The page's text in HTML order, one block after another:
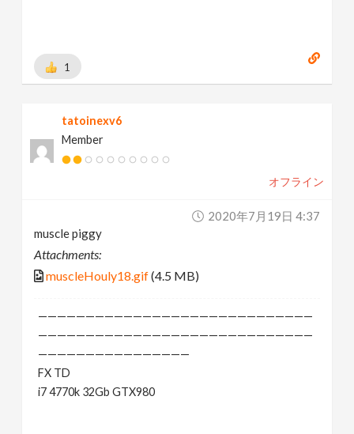
1
tatoinexv6
Member
オフライン
2020年7月19日 4:37
muscle piggy
Attachments:
muscleHouly18.gif(4.5 MB)
—————————————————————————————
—————————————————————————————
————————————————
FX TD
i7 4770k 32Gb GTX980